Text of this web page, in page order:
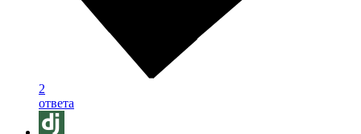
2
ответа